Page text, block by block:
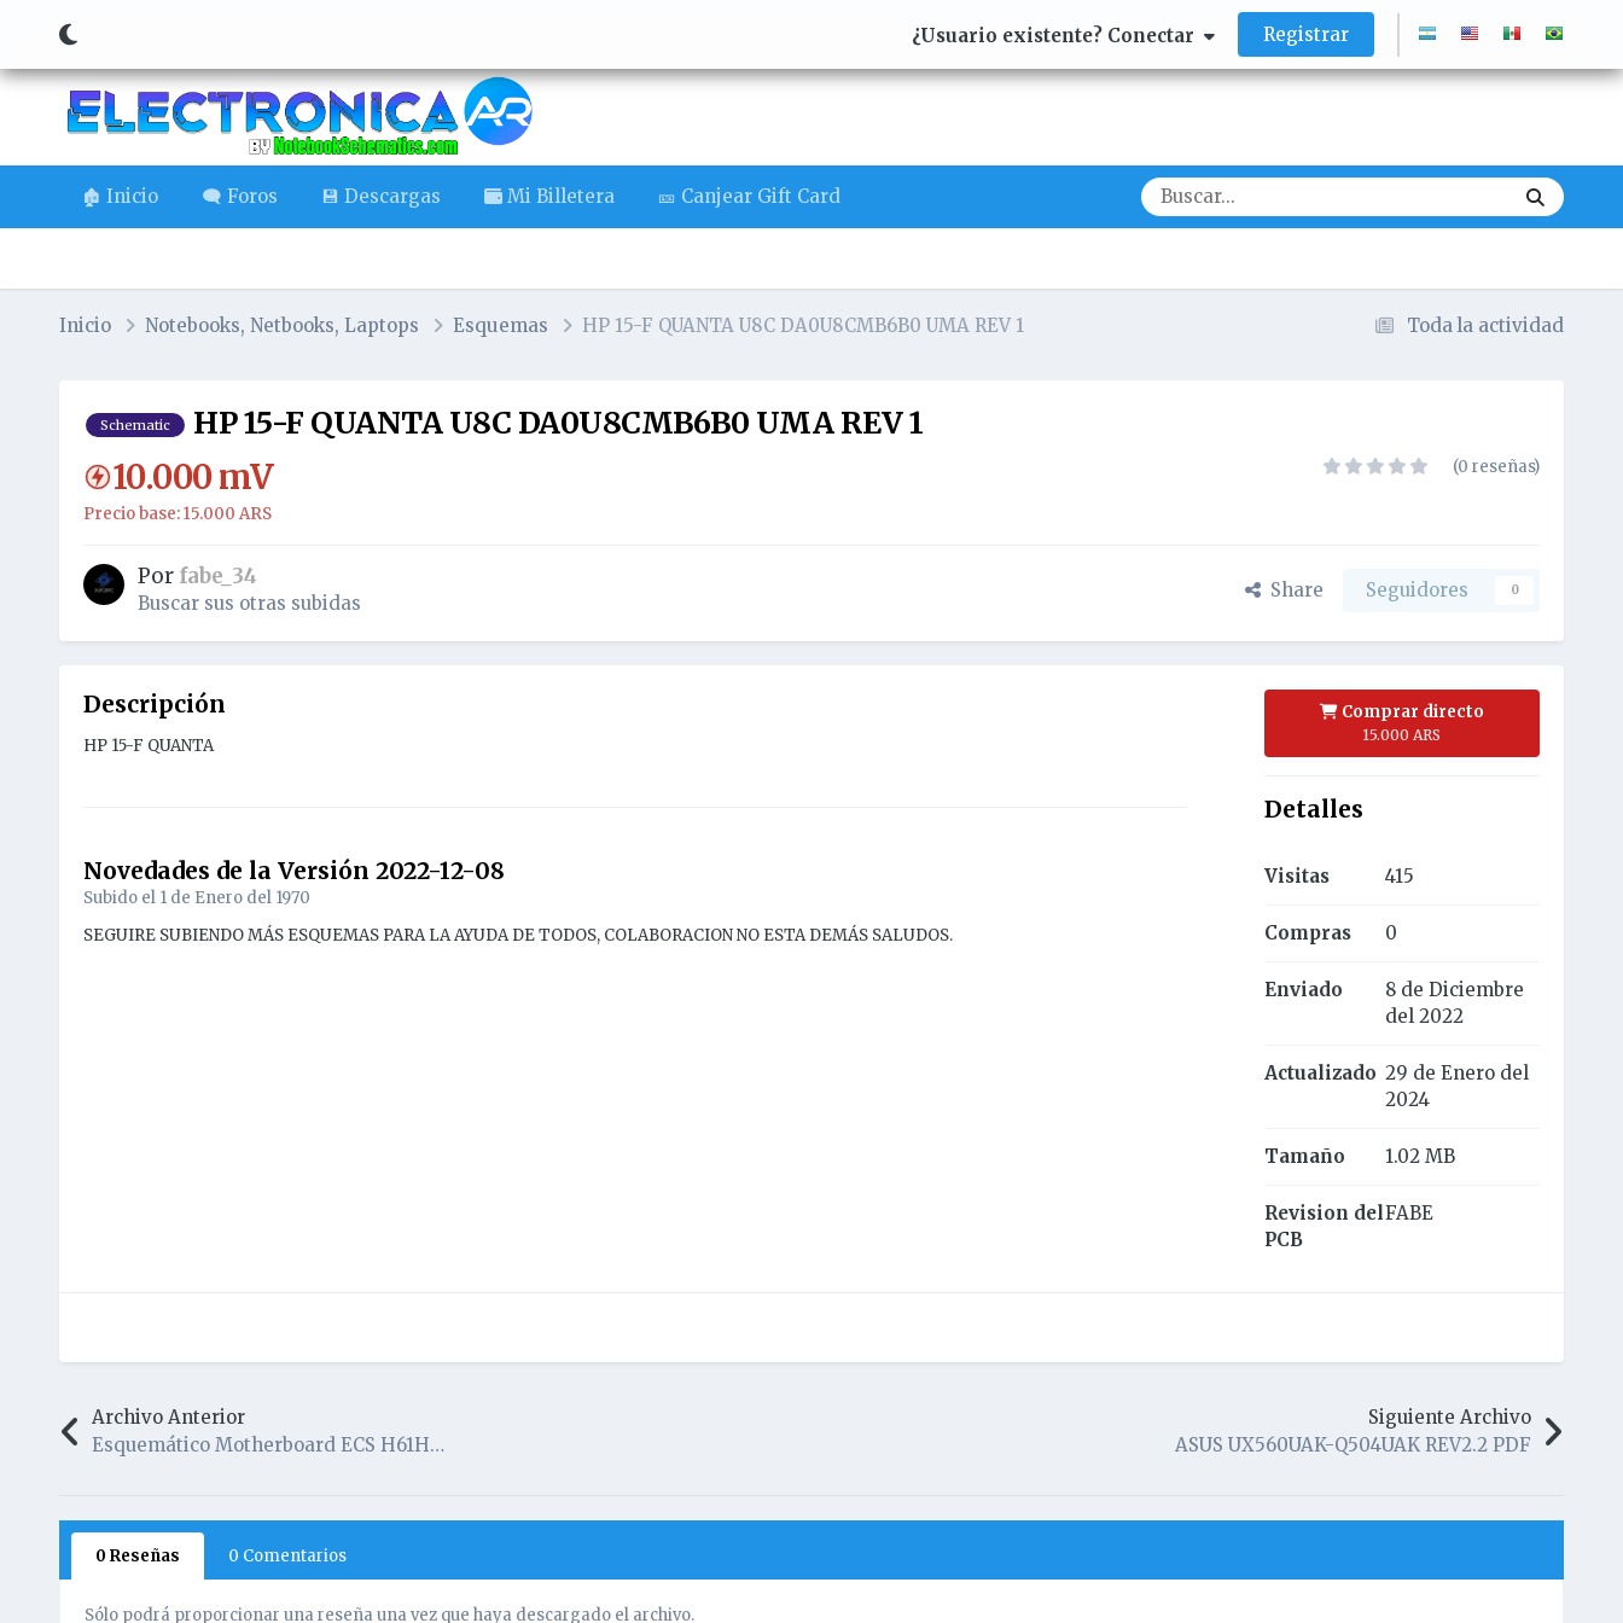
¿Usuario existente? Conectar Registrar
🏚️ Inicio 🗨️ Foros 💾 Descargas Mi Billetera 🎫 Canjear Gift Card
Toda la actividad
Inicio Notebooks, Netbooks, Laptops Esquemas HP 15-F QUANTA U8C DA0U8CMB6B0 UMA REV 1
Schematic HP 15-F QUANTA U8C DA0U8CMB6B0 UMA REV 1
10.000mV
Precio base: 15.000 ARS
(0 reseñas)
Por fabe_34
Buscar sus otras subidas
Share Seguidores 0
Descripción
HP 15-F QUANTA
Novedades de la Versión 2022-12-08
Subido el 1 de Enero del 1970
SEGUIRE SUBIENDO MÁS ESQUEMAS PARA LA AYUDA DE TODOS, COLABORACION NO ESTA DEMÁS SALUDOS.
Comprar directo
15.000 ARS
Detalles
Visitas 415
Compras 0
Enviado
8 de Diciembre
del 2022
Actualizado 29 de Enero del
2024
Tamaño 1.02 MB
Revision del
PCB
FABE
Archivo Anterior
Esquemático Motherboard ECS H61H2-M2
Siguiente Archivo
ASUS UX560UAK-Q504UAK REV2.2 PDF
0 Reseñas 0 Comentarios
Sólo podrá proporcionar una reseña una vez que haya descargado el archivo.